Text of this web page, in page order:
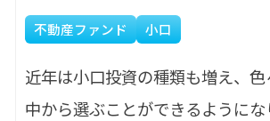
不動産ファンド 小口
近年は小口投資の種類も増え、
中から選ぶことができるように